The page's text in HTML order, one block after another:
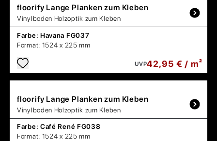
floorify Lange Planken zum Kleben
Vinylboden Holzoptik zum Kleben
Farbe: Havana FG037
Format: 1524 x 225 mm
UVP42,95 € / m²
floorify Lange Planken zum Kleben
Vinylboden Holzoptik zum Kleben
Farbe: Café René FG038
Format: 1524 x 225 mm